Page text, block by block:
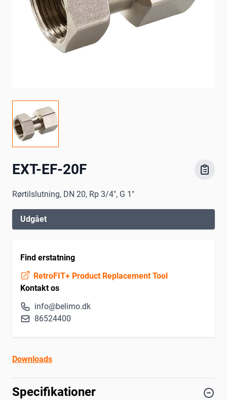
EXT-EF-20F
Rørtilslutning, DN 20, Rp 3/4", G 1"
Udgået
Find erstatning
RetroFIT+ Product Replacement Tool
Kontakt os
info@belimo.dk
86524400
Downloads
Specifikationer